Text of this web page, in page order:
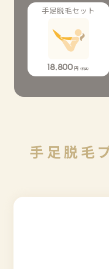
手足脱毛セット
18,800円 （税込）
手 足 脱 毛